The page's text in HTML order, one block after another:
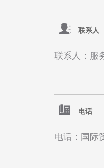
联系人
联系人：服
电话
电话：国